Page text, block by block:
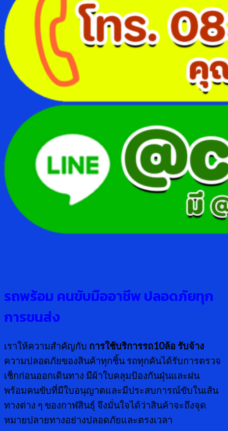
รถพร้อม คนขับมืออาชีพ ปลอดภัยทุก
การขนส่ง
เราให้ความสำคัญกับ การใช้บริการรถ10ล้อ รับจ้าง
ความปลอดภัยของสินค้าทุกชิ้น รถทุกคันได้รับการตรวจ
เช็กก่อนออกเดินทาง มีผ้าใบคลุมป้องกันฝุ่นและฝน
พร้อมคนขับที่มีใบอนุญาตและมีประสบการณ์ขับในเส้น
ทางต่าง ๆ ของกาฬสินธุ์ จึงมั่นใจได้ว่าสินค้าจะถึงจุด
หมายปลายทางอย่างปลอดภัยและตรงเวลา